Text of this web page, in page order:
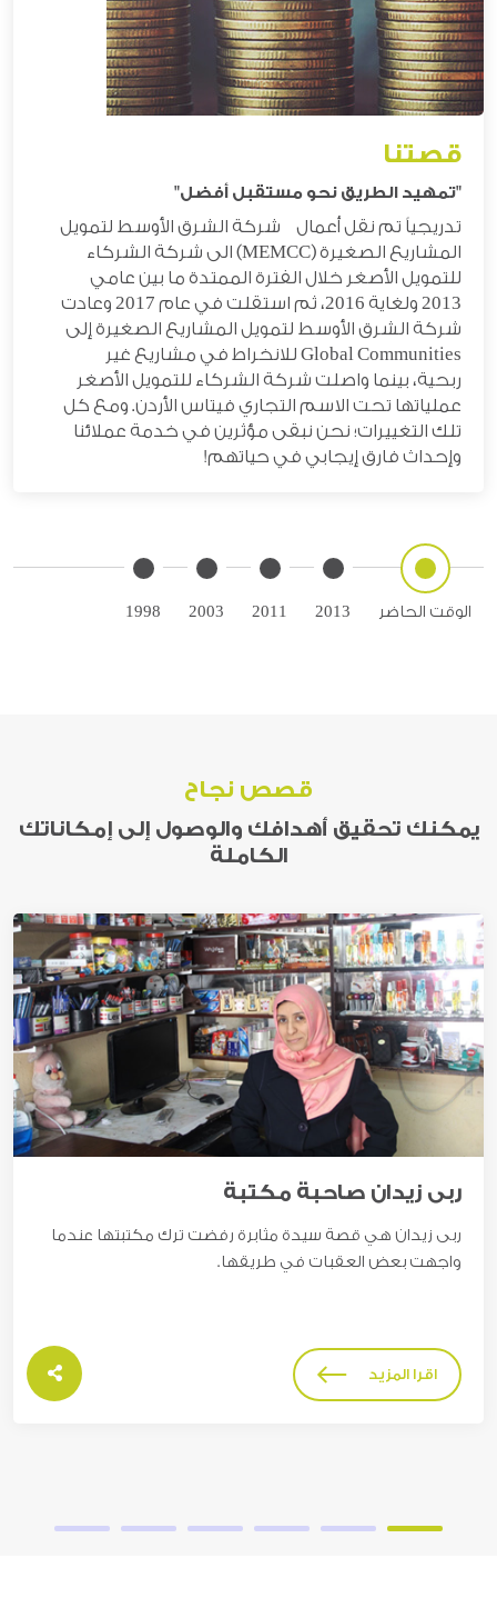
قصتنا
"تمهيد الطريق نحو مستقبل أفضل"
تدريجياً تم نقل أعمال شركة الشرق الأوسط لتمويل
المشاريع الصغيرة
(MEMCC) الى شركة الشركاء
للتمويل الأصغر خلال الفترة الممتدة ما بين عامي
2013 ولغاية 2016،
ثم استقلت في عام 2017 و
عادت
شركة الشرق الأوسط لتمويل المشاريع الصغيرة إلى
Global Communities للانخراط في مشاريع غير
ربحية، بينما واصلت شركة الشركاء للتمويل الأصغر
عملياتها تحت الاسم التجاري فيتاس الأردن. ومع كل
تلك التغييرات؛ نحن نبقى مؤثرين في خدمة عملائنا
وإحداث فارق إيجابي في حياتهم!
الوقت الحاضر 2013
2011
2003
1998
قصص نجاح
يمكنك تحقيق أهدافك والوصول إلى إمكاناتك
الكاملة
ربى زيدان صاحبة مكتبة
ربى زيدان هي قصة سيدة مثابرة رفضت ترك مكتبتها عندما
واجهت بعض العقبات في طريقها.
اقرا المزيد